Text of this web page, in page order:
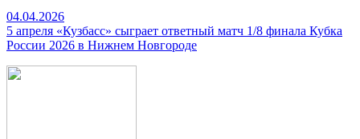
04.04.2026
5 апреля «Кузбасс» сыграет ответный матч 1/8 финала Кубка
России 2026 в Нижнем Новгороде